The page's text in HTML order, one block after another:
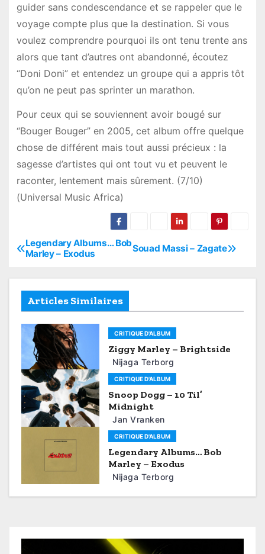
guider sans condescendance et se rappeler que le
voyage compte plus que la destination. Si vous
voulez comprendre pourquoi ils ont tenu trente ans
alors que tant d’autres ont abandonné, écoutez
“Doni Doni” et entendez un groupe qui a appris tôt
qu’on ne peut pas sprinter un marathon.
Pour ceux qui se souviennent avoir bougé sur
“Bouger Bouger” en 2005, cet album offre quelque
chose de différent mais tout aussi précieux : la
sagesse d’artistes qui ont tout vu et peuvent le
raconter, lentement mais sûrement. (7/10)
(Universal Music Africa)
P
s
t
n
a
v
i
t
o
Souad Massi – Zagate
Legendary Albums… Bob
Marley – Exodus
Articles Similaires
CRITIQUE D'ALBUM
Ziggy Marley – Brightside
Nijaga Terborg
CRITIQUE D'ALBUM
Snoop Dogg – 10 Til’
Midnight
Jan Vranken
CRITIQUE D'ALBUM
Legendary Albums… Bob
Marley – Exodus
Nijaga Terborg